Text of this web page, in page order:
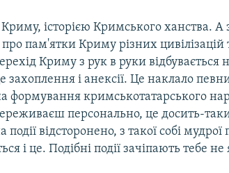
історією Кримського ханства. А
про пам'ятки Криму різних
Криму з рук в руки відбувається
захоплення і анексії. Це наклало
формування кримськотатарського
персонально, це досить-
відсторонено, з такої собі мудрої
і це. Подібні події зачіпають тебе